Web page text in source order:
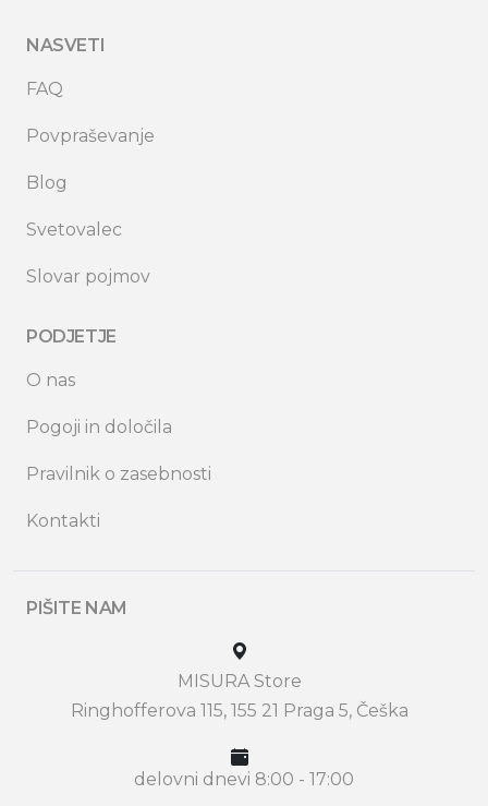
NASVETI
FAQ
Povpraševanje
Blog
Svetovalec
Slovar pojmov
PODJETJE
O nas
Pogoji in določila
Pravilnik o zasebnosti
Kontakti
PIŠITE NAM
MISURA Store
Ringhofferova 115, 155 21 Praga 5, Češka
delovni dnevi 8:00 - 17:00